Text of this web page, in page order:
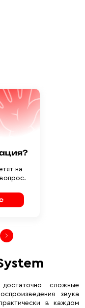
на
сложные
звука
в каждом